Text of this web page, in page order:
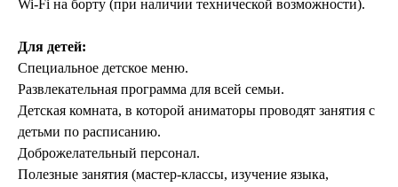
Wi-Fi на борту (при наличии технической возможности).
Для детей:
Специальное детское меню.
Развлекательная программа для всей семьи.
Детская комната, в которой аниматоры проводят занятия с
детьми по расписанию.
Доброжелательный персонал.
Полезные занятия (мастер-классы, изучение языка,